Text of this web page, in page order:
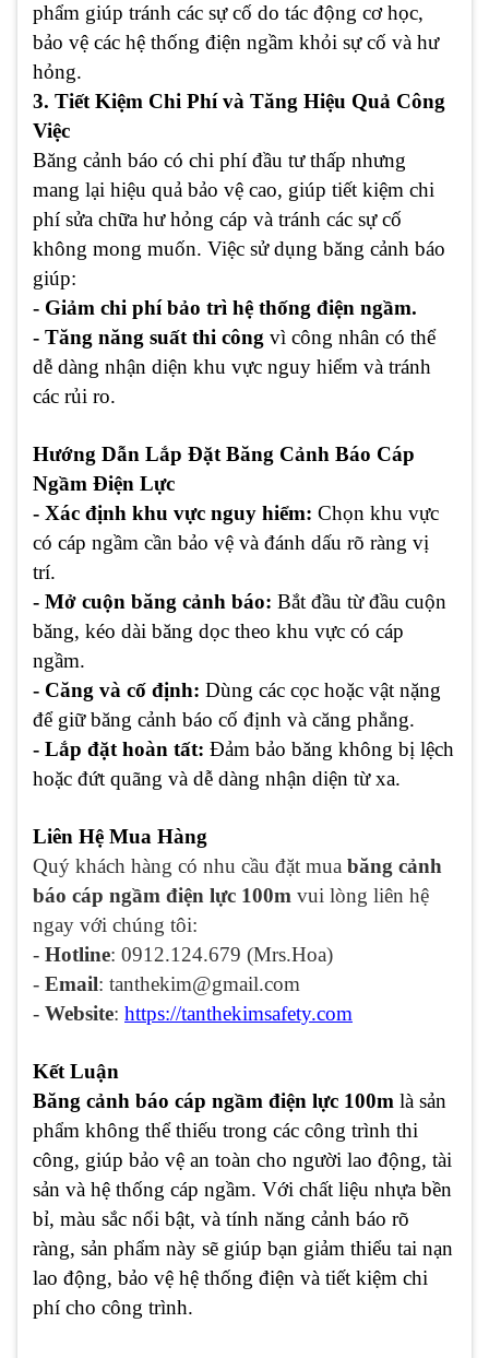
phẩm giúp tránh các sự cố do tác động cơ học,
bảo vệ các hệ thống điện ngầm khỏi sự cố và hư
hỏng.
3. Tiết Kiệm Chi Phí và Tăng Hiệu Quả Công
Việc
Băng cảnh báo có chi phí đầu tư thấp nhưng
mang lại hiệu quả bảo vệ cao, giúp tiết kiệm chi
phí sửa chữa hư hỏng cáp và tránh các sự cố
không mong muốn. Việc sử dụng băng cảnh báo
giúp:
- Giảm chi phí bảo trì hệ thống điện ngầm.
- Tăng năng suất thi công vì công nhân có thể
dễ dàng nhận diện khu vực nguy hiểm và tránh
các rủi ro.
Hướng Dẫn Lắp Đặt Băng Cảnh Báo Cáp
Ngầm Điện Lực
- Xác định khu vực nguy hiểm: Chọn khu vực
có cáp ngầm cần bảo vệ và đánh dấu rõ ràng vị
trí.
- Mở cuộn băng cảnh báo: Bắt đầu từ đầu cuộn
băng, kéo dài băng dọc theo khu vực có cáp
ngầm.
- Căng và cố định: Dùng các cọc hoặc vật nặng
để giữ băng cảnh báo cố định và căng phẳng.
- Lắp đặt hoàn tất: Đảm bảo băng không bị lệch
hoặc đứt quãng và dễ dàng nhận diện từ xa.
Liên Hệ Mua Hàng
Quý khách hàng có nhu cầu đặt mua băng cảnh
báo cáp ngầm điện lực 100m vui lòng liên hệ
ngay với chúng tôi:
- Hotline: 0912.124.679 (Mrs.Hoa)
- Email: tanthekim@gmail.com
- Website: https://tanthekimsafety.com
Kết Luận
Băng cảnh báo cáp ngầm điện lực 100m là sản
phẩm không thể thiếu trong các công trình thi
công, giúp bảo vệ an toàn cho người lao động, tài
sản và hệ thống cáp ngầm. Với chất liệu nhựa bền
bỉ, màu sắc nổi bật, và tính năng cảnh báo rõ
ràng, sản phẩm này sẽ giúp bạn giảm thiểu tai nạn
lao động, bảo vệ hệ thống điện và tiết kiệm chi
phí cho công trình.